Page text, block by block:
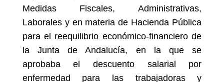
Medidas Fiscales, Administrativas,
Laborales y en materia de Hacienda Pública
para el reequilibrio económico-financiero de
la Junta de Andalucía, en la que se
aprobaba el
descuento salarial por
enfermedad para las trabajadoras y